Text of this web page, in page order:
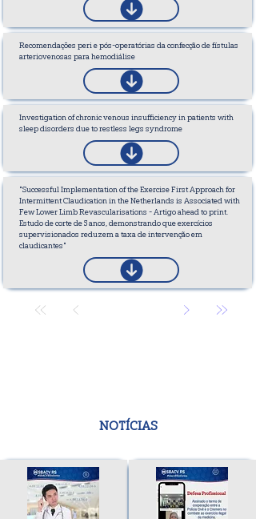
Recomendações peri e pós-operatórias da confecção de fístulas
arteriovenosas para hemodiálise
Investigation of chronic venous insufficiency in patients with
sleep disorders due to restless legs syndrome
"Successful Implementation of the Exercise First Approach for
Intermittent Claudication in the Netherlands is Associated with
Few Lower Limb Revascularisations - Artigo ahead to print.
Estudo de corte de 5 anos, demonstrando que exercícios
supervisionados reduzem a taxa de intervenção em
claudicantes"
NOTÍCIAS